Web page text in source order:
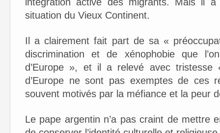
situation du Vieux Continent.
Il a clairement fait part de sa «
discrimination et de xénophobie que
d’Europe », et il a relevé avec tristesse
d’Europe ne sont pas exemptes de
souvent motivés par la méfiance et la peur
Le pape argentin n’a pas craint de mettre